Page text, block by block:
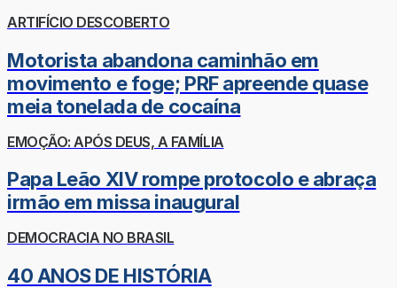
ARTIFÍCIO DESCOBERTO
Motorista abandona caminhão em
movimento e foge; PRF apreende quase
meia tonelada de cocaína
EMOÇÃO: APÓS DEUS, A FAMÍLIA
Papa Leão XIV rompe protocolo e abraça
irmão em missa inaugural
DEMOCRACIA NO BRASIL
40 ANOS DE HISTÓRIA